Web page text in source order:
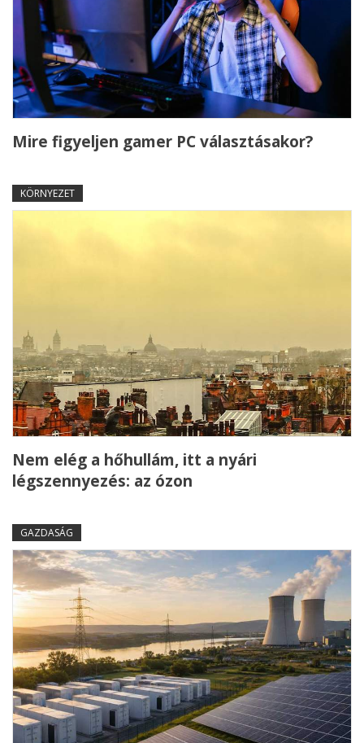
Mire figyeljen gamer PC választásakor?
KÖRNYEZET
Nem elég a hőhullám, itt a nyári
légszennyezés: az ózon
GAZDASÁG